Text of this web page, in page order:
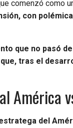
comenzó como
con
que no pasó
tras el
América
del